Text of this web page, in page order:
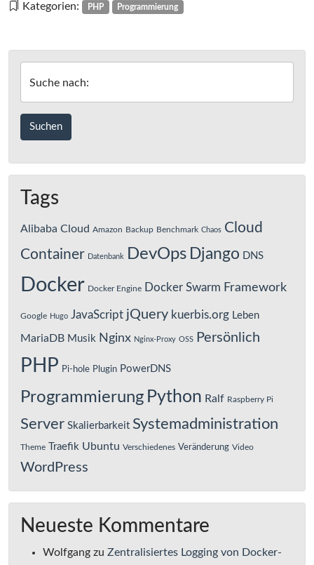
Kategorien: PHP Programmierung
Suche nach:
Tags
Alibaba Cloud Amazon Backup Benchmark Chaos Cloud
Container Datenbank DevOps Django DNS
Docker Docker Engine Docker Swarm Framework
Google Hugo JavaScript jQuery kuerbis.org Leben
MariaDB Musik Nginx Nginx-Proxy OSS Persönlich
PHP Pi-hole Plugin PowerDNS
Programmierung Python Ralf Raspberry Pi
Server Skalierbarkeit Systemadministration
Theme Traefik Ubuntu Verschiedenes Veränderung Video
WordPress
Neueste Kommentare
Wolfgang zu Zentralisiertes Logging von Docker-